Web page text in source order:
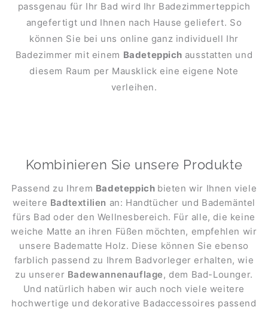
passgenau für Ihr Bad wird Ihr Badezimmerteppich
angefertigt und Ihnen nach Hause geliefert. So
können Sie bei uns online ganz individuell Ihr
Badezimmer mit einem Badeteppich ausstatten und
diesem Raum per Mausklick eine eigene Note
verleihen.
Kombinieren Sie unsere Produkte
Passend zu Ihrem Badeteppich bieten wir Ihnen viele
weitere Badtextilien an: Handtücher und Bademäntel
fürs Bad oder den Wellnesbereich. Für alle, die keine
weiche Matte an ihren Füßen möchten, empfehlen wir
unsere Badematte Holz. Diese können Sie ebenso
farblich passend zu Ihrem Badvorleger erhalten, wie
zu unserer Badewannenauflage, dem Bad-Lounger.
Und natürlich haben wir auch noch viele weitere
hochwertige und dekorative Badaccessoires passend